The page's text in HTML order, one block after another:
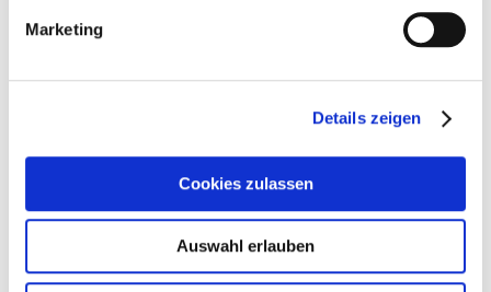
Marketing
Details zeigen
Cookies zulassen
Auswahl erlauben
Phosphor
Magnesium 0,5 %
0,6 %
Methionin 0,4 %